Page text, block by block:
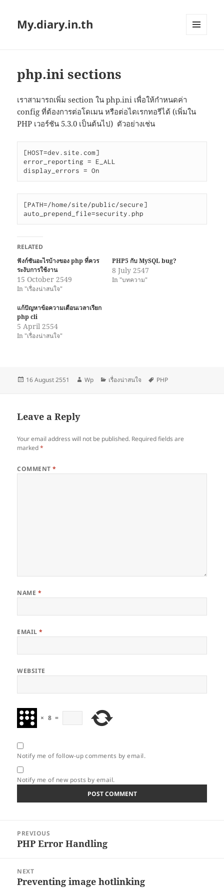
My.diary.in.th
php.ini sections
เราสามารถเพิ่ม section ใน php.ini เพื่อให้กำหนดค่า
config ที่ต้องการต่อโดเมน หรือต่อไดเรกทอรีได้ (เพิ่มใน
PHP เวอร์ชัน 5.3.0 เป็นต้นไป) ตัวอย่างเช่น
[HOST=dev.site.com]
error_reporting = E_ALL
display_errors = On
[PATH=/home/site/public/secure]
auto_prepend_file=security.php
RELATED
ฟังก์ชันอะไรบ้างของ php ที่ควร
ระงับการใช้งาน
15 October 2549
In "เรื่องน่าสนใจ"
PHP5 กับ MySQL bug?
8 July 2547
In "บทความ"
แก้ปัญหาข้อความเตือนเวลาเรียก
php cli
5 April 2554
In "เรื่องน่าสนใจ"
Posted
16 August 2551 Author
Wp Categories
เรื่องน่าสนใจ Tags
PHP
Leave a Reply
Your email address will not be published. Required fields are
marked*
COMMENT*
NAME *
EMAIL*
WEBSITE
× 8 =
Notify me of follow-up comments by email.
Notify me of new posts by email.
navigation
PREVIOUS
Previous
PHP Error Handling
NEXT
Next
Preventing image hotlinking